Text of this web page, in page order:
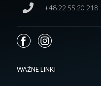
+48 22 55 20 218
WAŻNE LINKI